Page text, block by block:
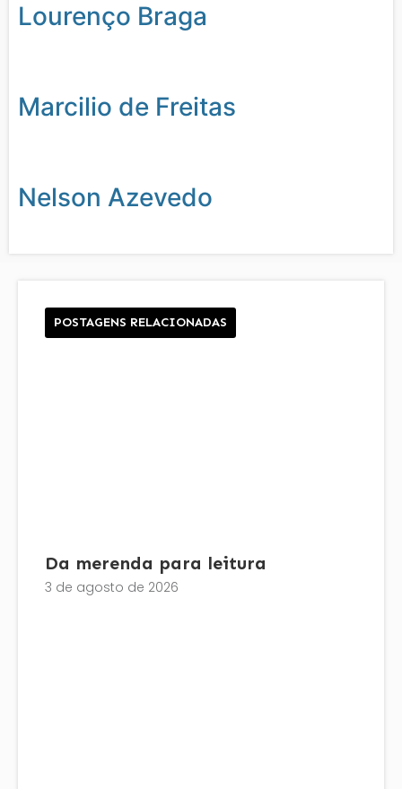
Lourenço Braga
Marcilio de Freitas
Nelson Azevedo
POSTAGENS RELACIONADAS
Da merenda para leitura
3 de agosto de 2026